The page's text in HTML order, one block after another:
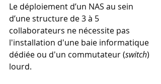
Le déploiement d’un NAS au sein
d’une structure de 3 à 5
collaborateurs ne nécessite pas
l'installation d'une baie informatique
dédiée ou d'un commutateur (switch)
lourd.